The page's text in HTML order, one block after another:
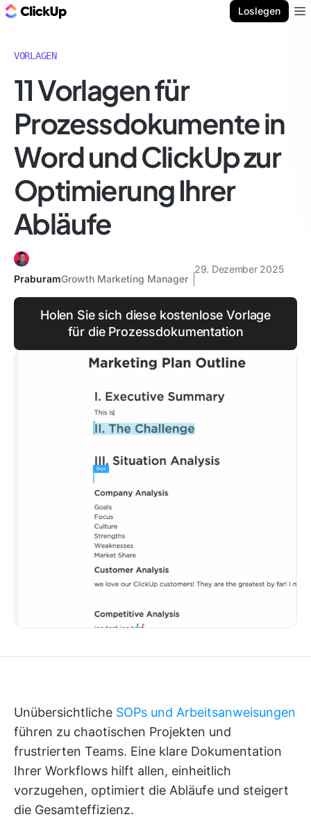
Loslegen
VORLAGEN
11 Vorlagen für
Prozessdokumente in
Word und ClickUp zur
Optimierung Ihrer
Abläufe
PraburamGrowth Marketing Manager
29. Dezember 2025
Holen Sie sich diese kostenlose Vorlage
für die Prozessdokumentation
Unübersichtliche SOPs und Arbeitsanweisungen
führen zu chaotischen Projekten und
frustrierten Teams. Eine klare Dokumentation
Ihrer Workflows hilft allen, einheitlich
vorzugehen, optimiert die Abläufe und steigert
die Gesamteffizienz.